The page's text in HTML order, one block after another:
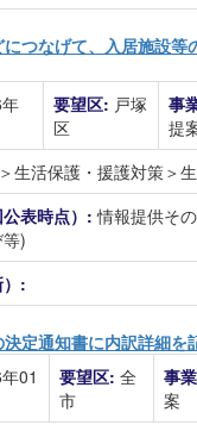
つなげて、入居施設等
要望区: 戸塚
区
事
提
生活保護・援護対策＞
公表時点）:情報提供そ
)
:
定通知書に内訳詳細を
01
要望区: 全
市
事
案